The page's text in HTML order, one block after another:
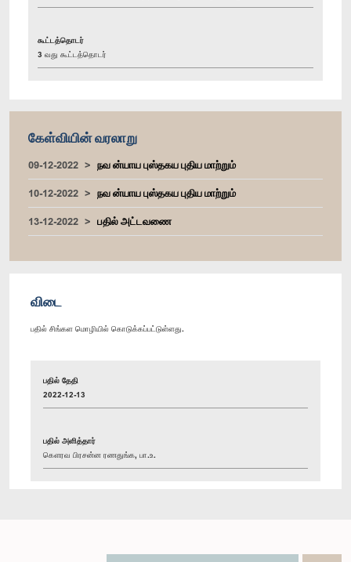
கூட்டத்தொடர்
3 வது கூட்டத்தொடர்
கேள்வியின் வரலாறு
09-12-2022
நவ ன்யாய புஸ்தகய புதிய மாற்றும்
10-12-2022
நவ ன்யாய புஸ்தகய புதிய மாற்றும்
13-12-2022
பதில் அட்டவணை
விடை
பதில் சிங்கள மொழியில் கொடுக்கப்பட்டுள்ளது.
பதில் தேதி
2022-12-13
பதில் அளித்தார்
கௌரவ பிரசன்ன ரணதுங்க, பா.உ.